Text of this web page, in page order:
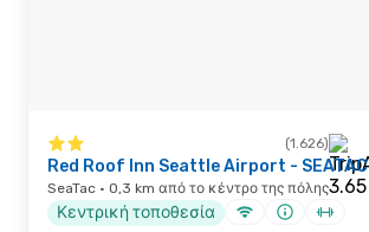
(1.626)
Red Roof Inn Seattle Airport - SEATAC
SeaTac · 0,3 km από το κέντρο της πόλης
Κεντρική τοποθεσία